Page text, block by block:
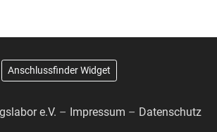
Anschlussfinder Widget
e.V. – Impressum – Datenschutz